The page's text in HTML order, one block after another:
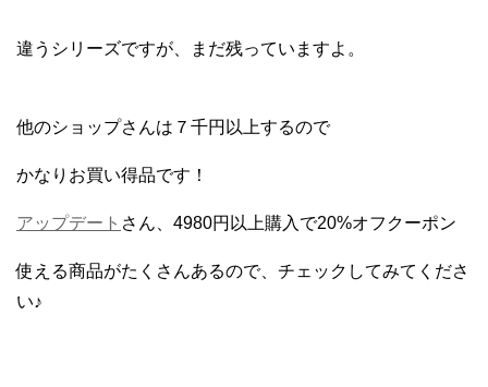
違うシリーズですが、まだ残っていますよ。
他のショップさんは７千円以上するので
かなりお買い得品です！
アップデート さん、4980円以上購入で20%オフクーポン
使える商品がたくさんあるので、チェックしてみてくださ
い♪